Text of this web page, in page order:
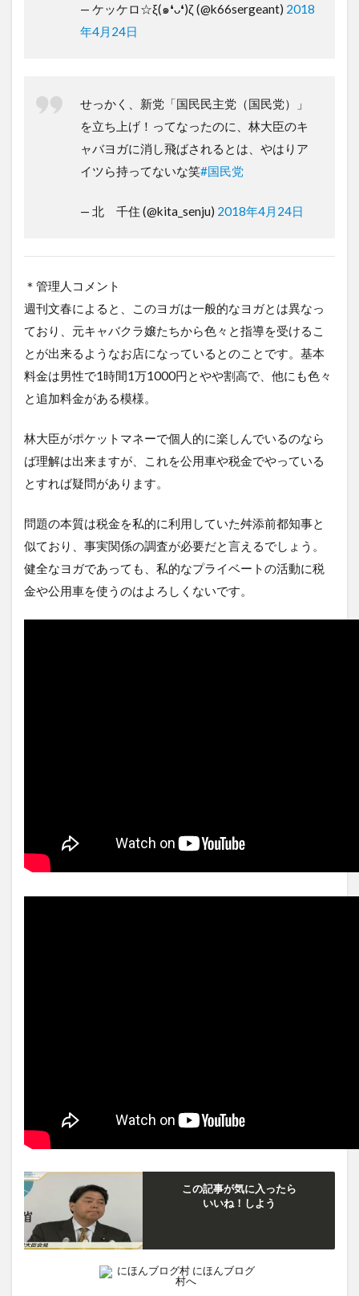
— ケッケロ☆ξ(๑❛ᴗ❛)ζ (@k66sergeant) 2018
年4月24日
せっかく、新党「国民民主党（国民党）」
を立ち上げ！ってなったのに、林大臣のキ
ャバヨガに消し飛ばされるとは、やはりア
イツら持ってないな笑#国民党
— 北 千住 (@kita_senju) 2018年4月24日
＊管理人コメント
週刊文春によると、このヨガは一般的なヨガとは異なっ
ており、元キャバクラ嬢たちから色々と指導を受けるこ
とが出来るようなお店になっているとのことです。基本
料金は男性で1時間1万1000円とやや割高で、他にも色々
と追加料金がある模様。
林大臣がポケットマネーで個人的に楽しんでいるのなら
ば理解は出来ますが、これを公用車や税金でやっている
とすれば疑問があります。
問題の本質は税金を私的に利用していた舛添前都知事と
似ており、事実関係の調査が必要だと言えるでしょう。
健全なヨガであっても、私的なプライベートの活動に税
金や公用車を使うのはよろしくないです。
この記事が気に入ったら
いいね！しよう